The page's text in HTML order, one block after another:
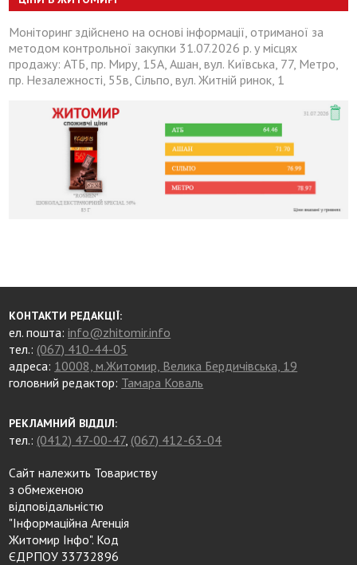
Моніторинг здійснено на основі інформації, отриманої за
методом контрольної закупки 31.07.2026 р. у місцях
продажу: АТБ, пр. Миру, 15А, Ашан, вул. Київська, 77, Метро,
пр. Незалежності, 55в, Сільпо, вул. Житній ринок, 1
КОНТАКТИ РЕДАКЦІЇ:
ел. пошта:info@zhitomir.info
тел.: (067) 410-44-05
адреса: 10008, м.Житомир, Велика Бердичівська, 19
головний редактор: Тамара Коваль
РЕКЛАМНИЙ ВІДДІЛ:
тел.: (0412) 47-00-47, (067) 412-63-04
Сайт належить Товариству
з обмеженою
відповідальністю
"Інформаційна Агенція
Житомир Інфо". Код
ЄДРПОУ 33732896